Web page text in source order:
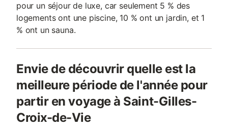
pour un séjour de luxe, car seulement 5 % des
logements ont une piscine, 10 % ont un jardin, et 1
% ont un sauna.
Envie de découvrir quelle est la
meilleure période de l'année pour
partir en voyage à Saint-Gilles-
Croix-de-Vie